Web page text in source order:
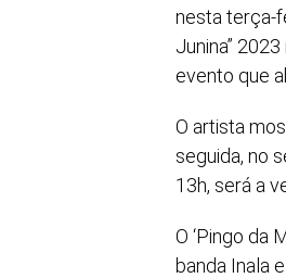
nesta terça-
Junina”
evento que
O artista
seguida, no
13h, será a
O ‘Pingo da
banda Inala